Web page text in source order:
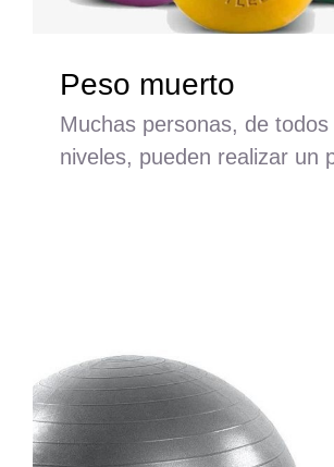
Peso muerto
Muchas personas, de todos
niveles, pueden realizar un